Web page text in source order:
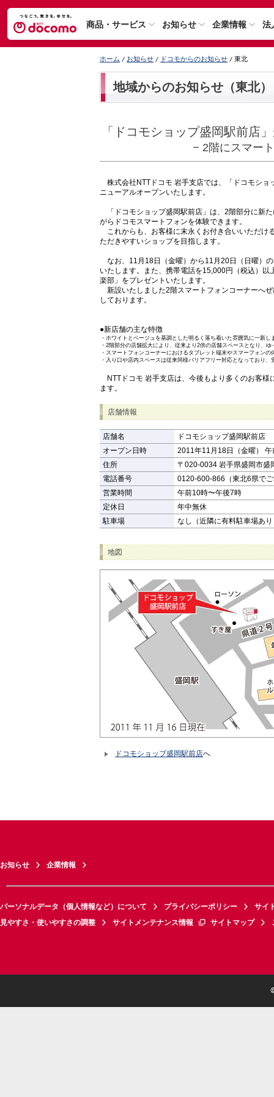
商品・サービス お知らせ 企業情報 法
ホーム お知らせ ドコモからのお知らせ 東北
地域からのお知らせ（東北）
「ドコモショップ盛岡駅前店
− 2階にスマー
株式会社NTTドコモ 岩手支店では、「ドコモショ
ニューアルオープンいたします。
「ドコモショップ盛岡駅前店」は、2階部分に新
がらドコモスマートフォンを体験できます。
これからも、お客様に末永くお付き合いいただけ
ただきやすいショップを目指します。
なお、11月18日（金曜）から11月20日（日曜）
いたします。また、携帯電話を15,000円（税込）
楽部」をプレゼントいたします。
新設いたしました2階スマートフォンコーナーへ
しております。
●新店舗の主な特徴
・ ホワイトとベージュを基調とした明るく落ち着いた雰囲気に一新し
・ 2階部分の店舗拡大により、従来より2倍の店舗スペースとなり、
・ スマートフォンコーナーにおけるタブレット端末やスマーフォン
・ 入り口や店内スペースは従来同様バリアフリー対応となっており、
NTTドコモ 岩手支店は、今後もより多くのお客様
ます。
店舗情報
店舗名
ドコモショップ盛岡駅前店
オープン日時
2011年11月18日（金曜） 午
住所
〒020-0034 岩手県盛岡市盛
電話番号
0120-600-866（東北6県で
営業時間
午前10時〜午後7時
定休日
年中無休
駐車場
なし（近隣に有料駐車場あり
地図
ドコモショップ盛岡駅前店へ
お知らせ 企業情報
パーソナルデータ（個人情報など）について プライバシーポリシー
サイ
見やすさ・使いやすさの調整
サイトメンテナンス情報 サイトマップ